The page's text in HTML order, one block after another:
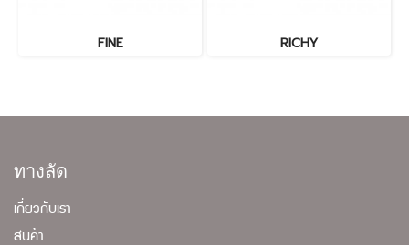
FINE RICHY
ทางลัด
เกี่ยวกับเรา
สินค้า